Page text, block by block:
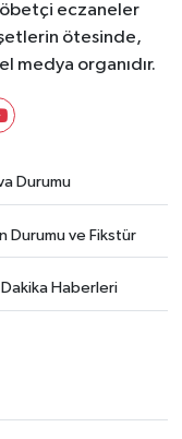
eczaneler
ötesinde,
medya organıdır.
Durumu
Durumu ve Fikstür
Haberleri